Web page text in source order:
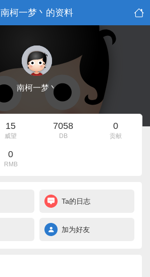
南柯一梦丶的资料
南柯一梦丶
15
威望
7058
DB
0
贡献
0
RMB
Ta的日志
加为好友